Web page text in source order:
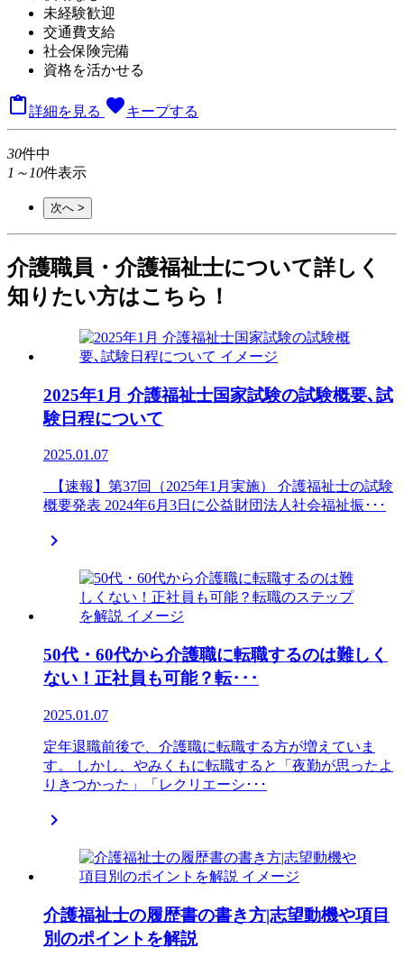
未経験歓迎
交通費支給
社会保険完備
資格を活かせる
詳細を見る favoriteキープする
30件中
1～10件表示
次へ >
介護職員・介護福祉士について詳しく
知りたい方はこちら！
2025年1月 介護福祉士国家試験の試験概要､試
験日程について
2025.01.07
【速報】第37回（2025年1月実施） 介護福祉士の試験
概要発表 2024年6月3日に公益財団法人社会福祉振･･･

50代・60代から介護職に転職するのは難しく
ない！正社員も可能？転･･･
2025.01.07
定年退職前後で、介護職に転職する方が増えていま
す。 しかし、やみくもに転職すると「夜勤が思ったよ
りきつかった」「レクリエーシ･･･

介護福祉士の履歴書の書き方|志望動機や項目
別のポイントを解説